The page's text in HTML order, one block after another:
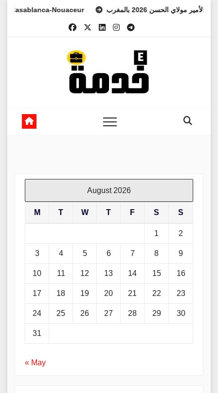
Skip
Nouaceur الأمير مولاي الحسن 2026 بالمغرب
August 2026
M T W T F S S
1 2
3 4 5 6 7 8 9
10 11 12 13 14 15 16
17 18 19 20 21 22 23
24 25 26 27 28 29 30
31
« May